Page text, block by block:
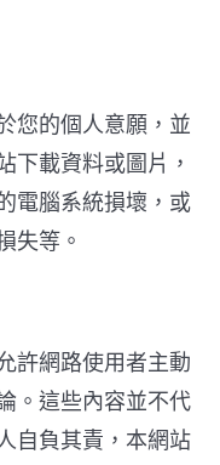
您的個人意願，並
下載資料或圖片，
電腦系統損壞，或
失等。
許網路使用者主動
。這些內容並不代
自負其責，本網站